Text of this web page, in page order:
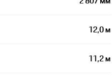
12,0 м
11,2 м